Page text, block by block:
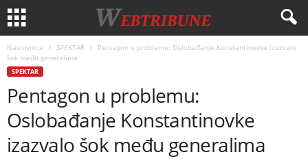
Naslovnica SPEKTAR
Pentagon u problemu: Oslobađanje Konstantinovke izazvalo
šok među generalima
SPEKTAR
Pentagon u problemu:
Oslobađanje Konstantinovke
izazvalo šok među generalima